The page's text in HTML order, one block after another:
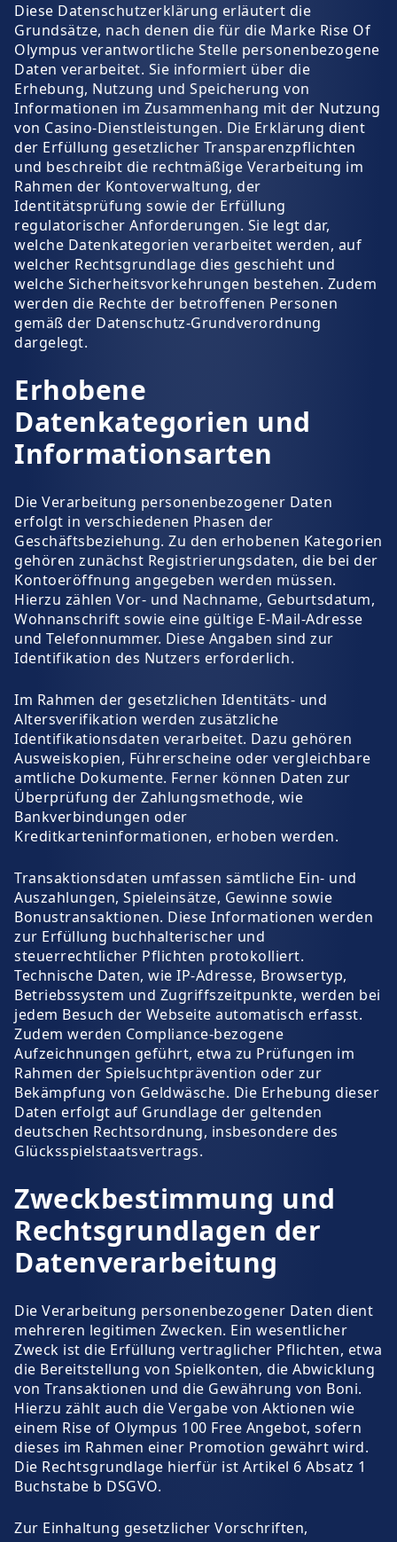
Diese Datenschutzerklärung erläutert die
Grundsätze, nach denen die für die Marke Rise Of
Olympus verantwortliche Stelle personenbezogene
Daten verarbeitet. Sie informiert über die
Erhebung, Nutzung und Speicherung von
Informationen im Zusammenhang mit der Nutzung
von Casino-Dienstleistungen. Die Erklärung dient
der Erfüllung gesetzlicher Transparenzpflichten
und beschreibt die rechtmäßige Verarbeitung im
Rahmen der Kontoverwaltung, der
Identitätsprüfung sowie der Erfüllung
regulatorischer Anforderungen. Sie legt dar,
welche Datenkategorien verarbeitet werden, auf
welcher Rechtsgrundlage dies geschieht und
welche Sicherheitsvorkehrungen bestehen. Zudem
werden die Rechte der betroffenen Personen
gemäß der Datenschutz-Grundverordnung
dargelegt.
Erhobene
Datenkategorien und
Informationsarten
Die Verarbeitung personenbezogener Daten
erfolgt in verschiedenen Phasen der
Geschäftsbeziehung. Zu den erhobenen Kategorien
gehören zunächst Registrierungsdaten, die bei der
Kontoeröffnung angegeben werden müssen.
Hierzu zählen Vor- und Nachname, Geburtsdatum,
Wohnanschrift sowie eine gültige E-Mail-Adresse
und Telefonnummer. Diese Angaben sind zur
Identifikation des Nutzers erforderlich.
Im Rahmen der gesetzlichen Identitäts- und
Altersverifikation werden zusätzliche
Identifikationsdaten verarbeitet. Dazu gehören
Ausweiskopien, Führerscheine oder vergleichbare
amtliche Dokumente. Ferner können Daten zur
Überprüfung der Zahlungsmethode, wie
Bankverbindungen oder
Kreditkarteninformationen, erhoben werden.
Transaktionsdaten umfassen sämtliche Ein- und
Auszahlungen, Spieleinsätze, Gewinne sowie
Bonustransaktionen. Diese Informationen werden
zur Erfüllung buchhalterischer und
steuerrechtlicher Pflichten protokolliert.
Technische Daten, wie IP-Adresse, Browsertyp,
Betriebssystem und Zugriffszeitpunkte, werden bei
jedem Besuch der Webseite automatisch erfasst.
Zudem werden Compliance-bezogene
Aufzeichnungen geführt, etwa zu Prüfungen im
Rahmen der Spielsuchtprävention oder zur
Bekämpfung von Geldwäsche. Die Erhebung dieser
Daten erfolgt auf Grundlage der geltenden
deutschen Rechtsordnung, insbesondere des
Glücksspielstaatsvertrags.
Zweckbestimmung und
Rechtsgrundlagen der
Datenverarbeitung
Die Verarbeitung personenbezogener Daten dient
mehreren legitimen Zwecken. Ein wesentlicher
Zweck ist die Erfüllung vertraglicher Pflichten, etwa
die Bereitstellung von Spielkonten, die Abwicklung
von Transaktionen und die Gewährung von Boni.
Hierzu zählt auch die Vergabe von Aktionen wie
einem Rise of Olympus 100 Free Angebot, sofern
dieses im Rahmen einer Promotion gewährt wird.
Die Rechtsgrundlage hierfür ist Artikel 6 Absatz 1
Buchstabe b DSGVO.
Zur Einhaltung gesetzlicher Vorschriften,